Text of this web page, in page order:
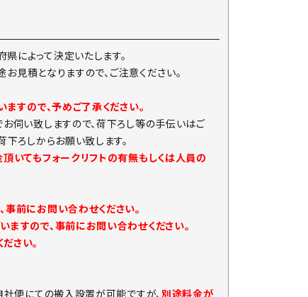
によって決定いたします。
見積となりますので、ご注意ください。
すので、予めご了承ください。
伺い致しますので、荷下ろし等の手伝いはご
ろしからお願い致します。
頂いてもフォークリフトの有無もしくは人員の
前にお問い合わせください。
すので、事前にお問い合わせください。
さい。
社便にての搬入設置が可能ですが、 別途料金が